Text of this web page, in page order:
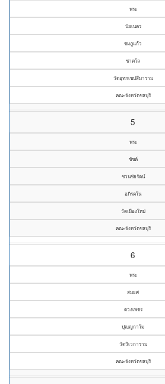
พระ
นัยเนตร
ชมภูแก้ว
ชาคโล
วัดอุทกเขปสีมาราม
คณะจังหวัดชลบุรี
5
พระ
ชัชต์
ชวนชัยรัตน์
อภิรตโน
วัดเมืองใหม่
คณะจังหวัดชลบุรี
6
พระ
สมยศ
ดวงเพชร
ปุญฺญกาโม
วัดวิเวการาม
คณะจังหวัดชลบุรี